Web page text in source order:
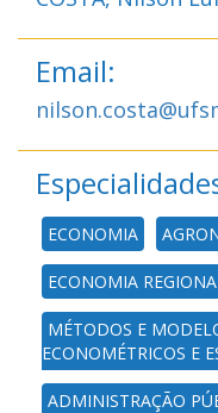
Email:
ECONOMIA
ECONOMIA
MÉTODOS E
ECONOMÉTRICOS E
ADMINISTRAÇÃO